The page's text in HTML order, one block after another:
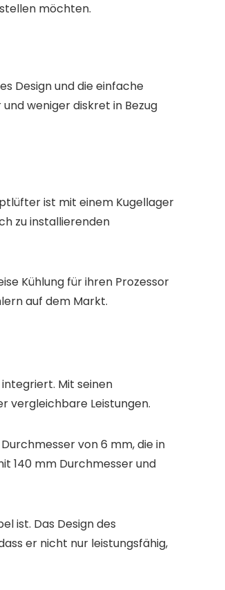
möchten.
Design und die einfache
weniger diskret in Bezug
ist mit einem Kugellager
zu installierenden
Kühlung für ihren Prozessor
auf dem Markt.
Mit seinen
vergleichbare Leistungen.
von 6 mm, die in
140 mm Durchmesser und
ist. Das Design des
er nicht nur leistungsfähig,